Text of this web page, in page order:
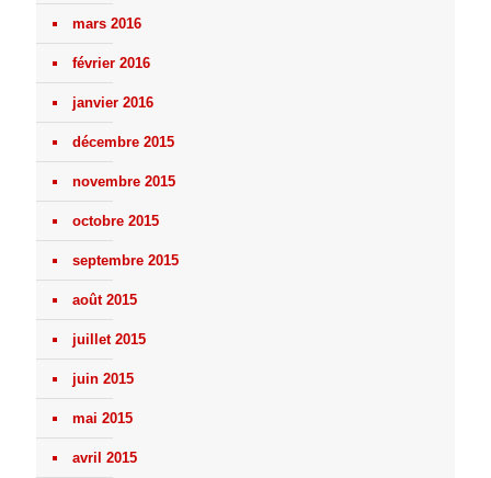
mars 2016
février 2016
janvier 2016
décembre 2015
novembre 2015
octobre 2015
septembre 2015
août 2015
juillet 2015
juin 2015
mai 2015
avril 2015